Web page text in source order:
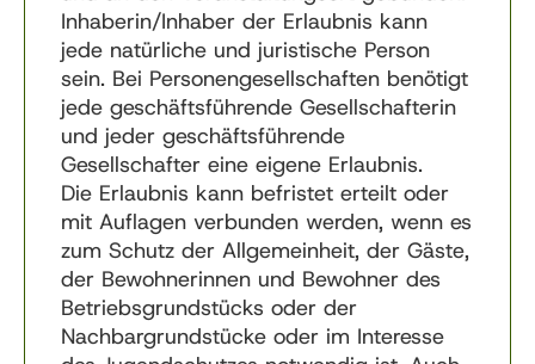
Inhaberin/Inhaber der Erlaubnis kann
jede natürliche und juristische Person
sein. Bei Personengesellschaften benötigt
jede geschäftsführende Gesellschafterin
und jeder geschäftsführende
Gesellschafter eine eigene Erlaubnis.
Die Erlaubnis kann befristet erteilt oder
mit Auflagen verbunden werden, wenn es
zum Schutz der Allgemeinheit, der Gäste,
der Bewohnerinnen und Bewohner des
Betriebsgrundstücks oder der
Nachbargrundstücke oder im Interesse